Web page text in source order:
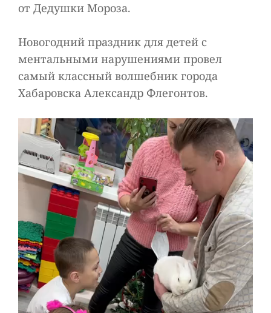
от Дедушки Мороза.
Новогодний праздник для детей с
ментальными нарушениями провел
самый классный волшебник города
Хабаровска Александр Флегонтов.